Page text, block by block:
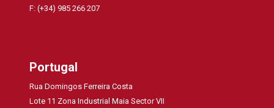
F: (+34) 985 266 207
Portugal
Rua Domingos Ferreira Costa
Lote 11 Zona Industrial Maia Sector VII